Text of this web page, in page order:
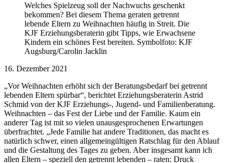
Welches Spielzeug soll der Nachwuchs geschenkt
bekommen? Bei diesem Thema geraten getrennt
lebende Eltern zu Weihnachten häufig in Streit. Die
KJF Erziehungsberaterin gibt Tipps, wie Erwachsene
Kindern ein schönes Fest bereiten. Symbolfoto: KJF
Augsburg/Carolin Jacklin
16. Dezember 2021
„Vor Weihnachten erhöht sich der Beratungsbedarf bei getrennt
lebenden Eltern spürbar“, berichtet Erziehungsberaterin Astrid
Schmid von der KJF Erziehungs-, Jugend- und Familienberatung.
Weihnachten – das Fest der Liebe und der Familie. Kaum ein
anderer Tag ist mit so vielen unausgesprochenen Erwartungen
überfrachtet. „Jede Familie hat andere Traditionen, das macht es
natürlich schwer, einen allgemeingültigen Ratschlag für den Ablauf
und die Gestaltung des Tages zu geben. Aber insgesamt kann ich
allen Eltern – speziell den getrennt lebenden – raten: Druck